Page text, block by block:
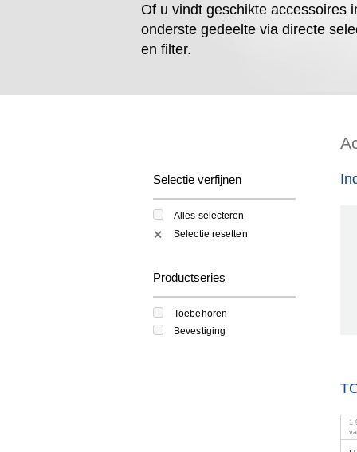
Of u vindt geschikte accessoires
onderste gedeelte via directe
en filter.
Selectie verfijnen
Alles selecteren
✕ Selectie resetten
Productseries
Toebehoren
Bevestiging
1-